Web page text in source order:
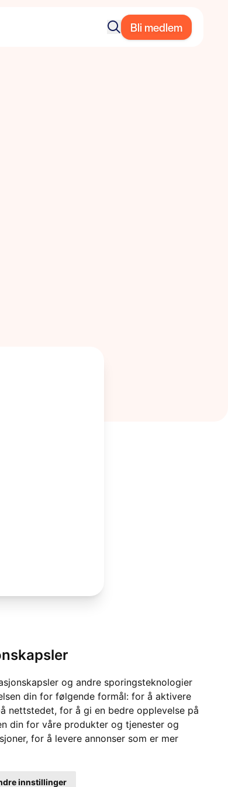
og andre sporingsteknologier
din for følgende formål: for å aktivere
nettstedet, for å gi en bedre opplevelse på
din for våre produkter og tjenester og
, for å levere annonser som er mer
innstillinger
Bli medlem